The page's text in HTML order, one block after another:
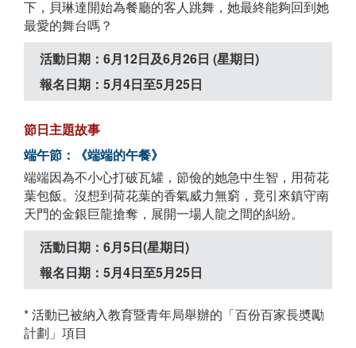
下，貝琳達開始為餐廳的客人跳舞，她最終能夠回到她
最愛的舞台嗎？
活動日期：6月12日及6月26日 (星期日)
報名日期：5月4日至5月25日
節日主題故事
端午節：《端端的午餐》
端端因為不小心打破瓦罐，節儉的她急中生智，用荷花
葉包飯。沒想到荷花葉的香氣威力無窮，竟引來鎮守南
天門的金銀巨龍搶奪，展開一場人龍之間的糾紛。
活動日期：6月5日(星期日)
報名日期：5月4日至5月25日
* 活動已被納入教育暨青年局舉辦的「百份百家長奬勵
計劃」項目